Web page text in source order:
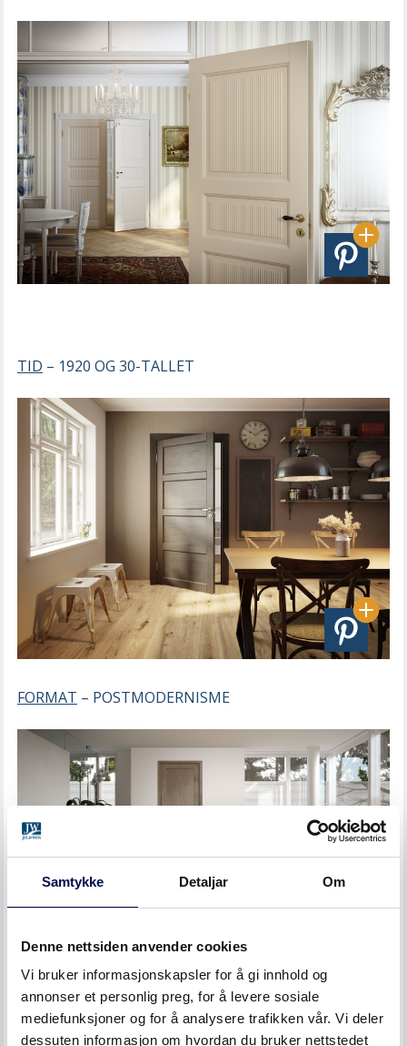
Samtykke Detaljar Om
Denne nettsiden anvender cookies
Vi bruker informasjonskapsler for å gi innhold og
annonser et personlig preg, for å levere sosiale
mediefunksjoner og for å analysere trafikken vår. Vi deler
dessuten informasjon om hvordan du bruker nettstedet
TID – 1920 OG 30-TALLET
FORMAT – POSTMODERNISME
PLAN– MODERNE MINIMALISME